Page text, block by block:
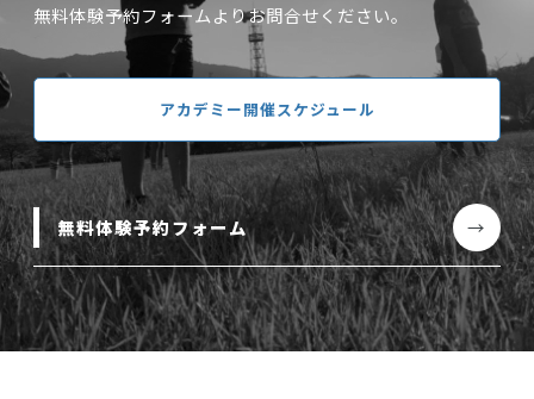
無料体験予約フォームよりお問合せください。
アカデミー開催スケジュール
無料体験予約フォーム